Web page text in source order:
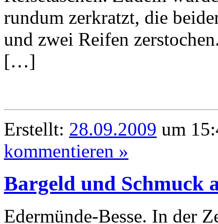
rundum zerkratzt, die
und zwei Reifen
[…]
Erstellt: 28.09.2009 um
kommentieren »
Bargeld und Schmuck
Edermünde-Besse. In der